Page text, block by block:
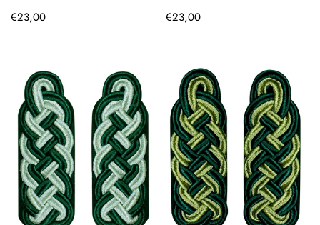
Regulärer
€23,00
Regulärer
€23,00